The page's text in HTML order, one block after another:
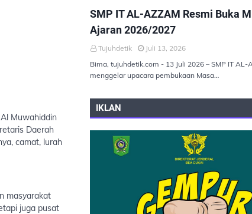
Muwahiddin
Daerah
camat, lurah
masyarakat
juga pusat
SMP IT AL-AZZAM Resmi Buka
Ajaran 2026/2027
Tujuhdetik
Juli 13, 2026
Bima, tujuhdetik.com - 13 Juli 2026 – SMP IT AL-
menggelar upacara pembukaan Masa…
IKLAN